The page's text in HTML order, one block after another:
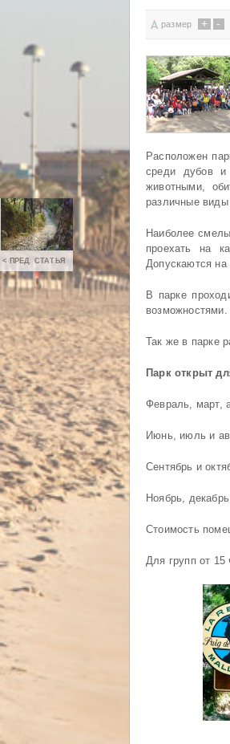
< ПРЕД. СТАТЬЯ
размер + -
Расположен
среди дубов и
животными,
различные
Наиболее
проехать на
Допускаются на
В парке
возможностями.
Так же в парке
Парк открыт
Февраль, март,
Июнь, июль и
Сентябрь и
Ноябрь,
Стоимость
Для групп от 15